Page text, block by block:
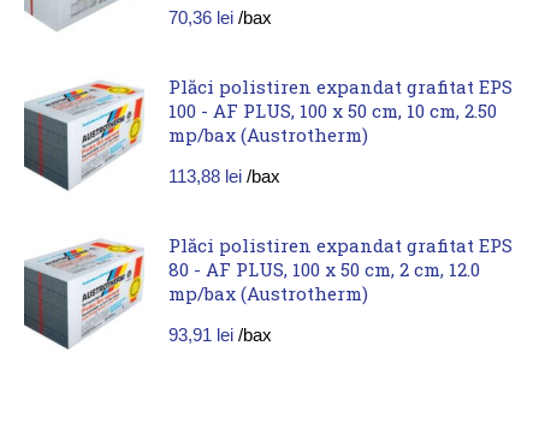
70,36 lei /bax
Plăci polistiren expandat grafitat EPS
100 - AF PLUS, 100 x 50 cm, 10 cm, 2.50
mp/bax (Austrotherm)
113,88 lei /bax
Plăci polistiren expandat grafitat EPS
80 - AF PLUS, 100 x 50 cm, 2 cm, 12.0
mp/bax (Austrotherm)
93,91 lei /bax